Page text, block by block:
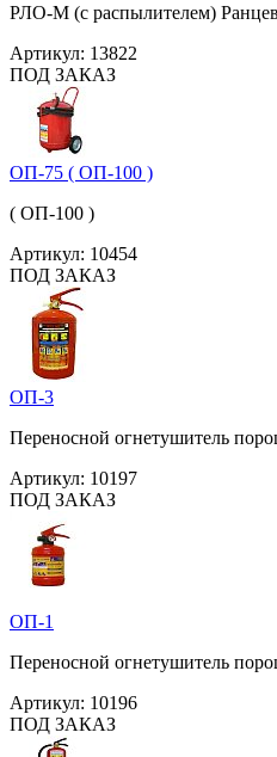
РЛО-М (с распылителем)
Артикул: 13822
ПОД ЗАКАЗ
ОП-75 ( ОП-100 )
( ОП-100 )
Артикул: 10454
ПОД ЗАКАЗ
ОП-3
Переносной огнетушитель
Артикул: 10197
ПОД ЗАКАЗ
ОП-1
Переносной огнетушитель
Артикул: 10196
ПОД ЗАКАЗ